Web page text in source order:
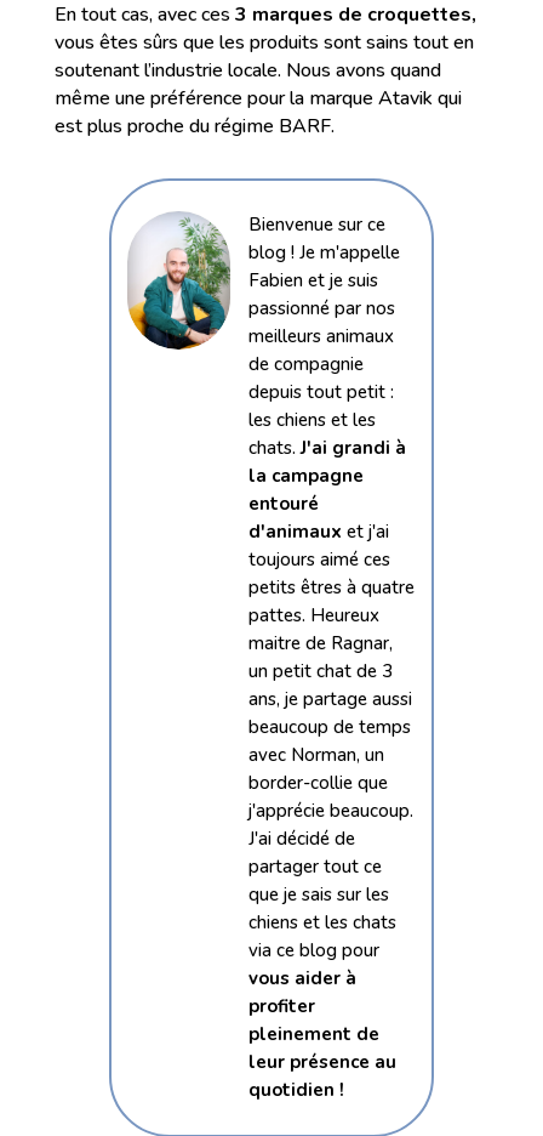
En tout cas, avec ces 3 marques de croquettes,
vous êtes sûrs que les produits sont sains tout en
soutenant l’industrie locale. Nous avons quand
même une préférence pour la marque Atavik qui
est plus proche du régime BARF.
Bienvenue sur ce
blog ! Je m'appelle
Fabien et je suis
passionné par nos
meilleurs animaux
de compagnie
depuis tout petit :
les chiens et les
chats.J'ai grandi à
la campagne
entouré
d'animaux et j'ai
toujours aimé ces
petits êtres à quatre
pattes. Heureux
maitre de Ragnar,
un petit chat de 3
ans, je partage aussi
beaucoup de temps
avec Norman, un
border-collie que
j'apprécie beaucoup.
J'ai décidé de
partager tout ce
que je sais sur les
chiens et les chats
via ce blog pour
vous aider à
profiter
pleinement de
leur présence au
quotidien !